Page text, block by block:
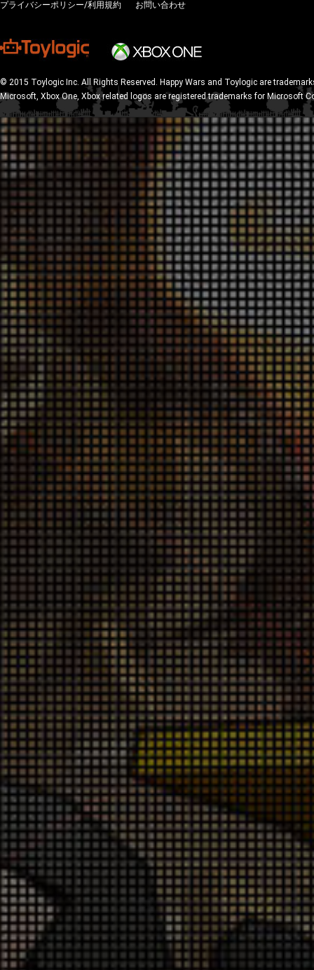
プライバシーポリシー/利用規約 お問い合わせ
© 2015 Toylogic Inc. All Rights Reserved. Happy Wars and Toylogic are
Microsoft, Xbox One, Xbox related logos are registered trademarks for Microsoft